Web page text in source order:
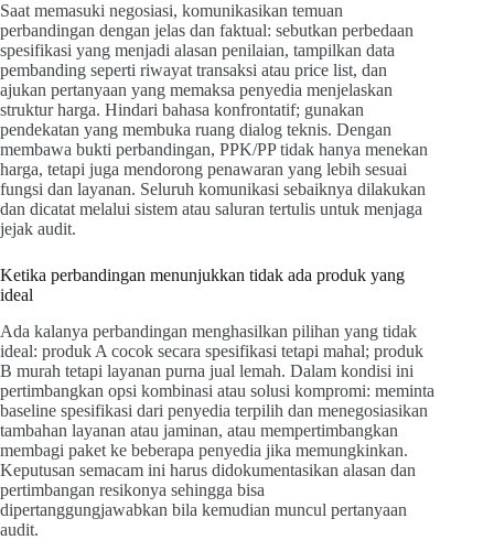
Saat memasuki negosiasi, komunikasikan temuan
perbandingan dengan jelas dan faktual: sebutkan perbedaan
spesifikasi yang menjadi alasan penilaian, tampilkan data
pembanding seperti riwayat transaksi atau price list, dan
ajukan pertanyaan yang memaksa penyedia menjelaskan
struktur harga. Hindari bahasa konfrontatif; gunakan
pendekatan yang membuka ruang dialog teknis. Dengan
membawa bukti perbandingan, PPK/PP tidak hanya menekan
harga, tetapi juga mendorong penawaran yang lebih sesuai
fungsi dan layanan. Seluruh komunikasi sebaiknya dilakukan
dan dicatat melalui sistem atau saluran tertulis untuk menjaga
jejak audit.
Ketika perbandingan menunjukkan tidak ada produk yang
ideal
Ada kalanya perbandingan menghasilkan pilihan yang tidak
ideal: produk A cocok secara spesifikasi tetapi mahal; produk
B murah tetapi layanan purna jual lemah. Dalam kondisi ini
pertimbangkan opsi kombinasi atau solusi kompromi: meminta
baseline spesifikasi dari penyedia terpilih dan menegosiasikan
tambahan layanan atau jaminan, atau mempertimbangkan
membagi paket ke beberapa penyedia jika memungkinkan.
Keputusan semacam ini harus didokumentasikan alasan dan
pertimbangan resikonya sehingga bisa
dipertanggungjawabkan bila kemudian muncul pertanyaan
audit.